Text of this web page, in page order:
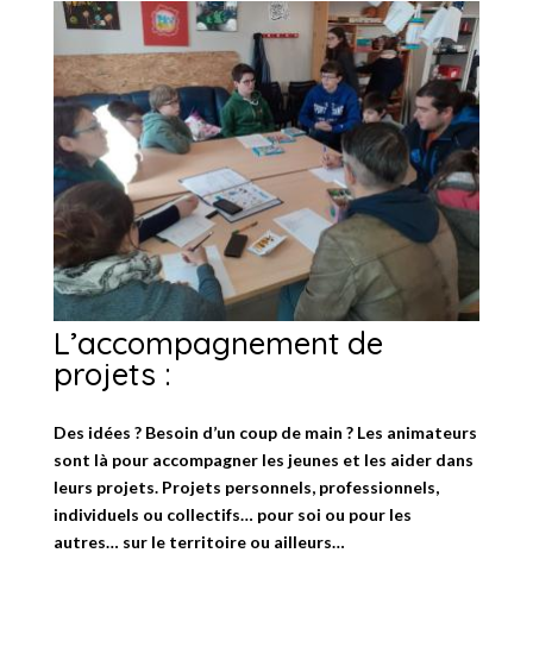
L’accompagnement de
projets :
Des idées ? Besoin d’un coup de main ? Les animateurs
sont là pour accompagner les jeunes et les aider dans
leurs projets. Projets personnels, professionnels,
individuels ou collectifs… pour soi ou pour les
autres… sur le territoire ou ailleurs…